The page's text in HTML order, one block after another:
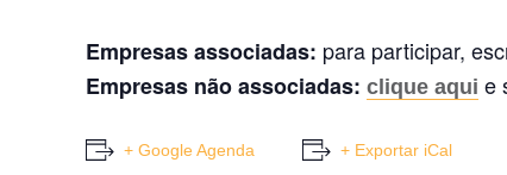
Empresas associadas: para participar,
Empresas não associadas: clique aqui e
+ Google Agenda + Exportar iCal